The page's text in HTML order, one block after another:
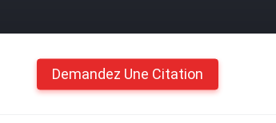
Demandez Une Citation